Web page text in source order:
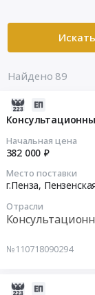
Искать
Найдено 89
Начальная цена
382 000 ₽
Место поставки
г.Пенза,
Отрасли
№110718090294